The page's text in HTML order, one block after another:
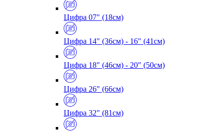
Цифра 07" (18см)
Цифра 14" (36см) - 16" (41см)
Цифра 18" (46см) - 20" (50см)
Цифра 26" (66см)
Цифра 32" (81см)